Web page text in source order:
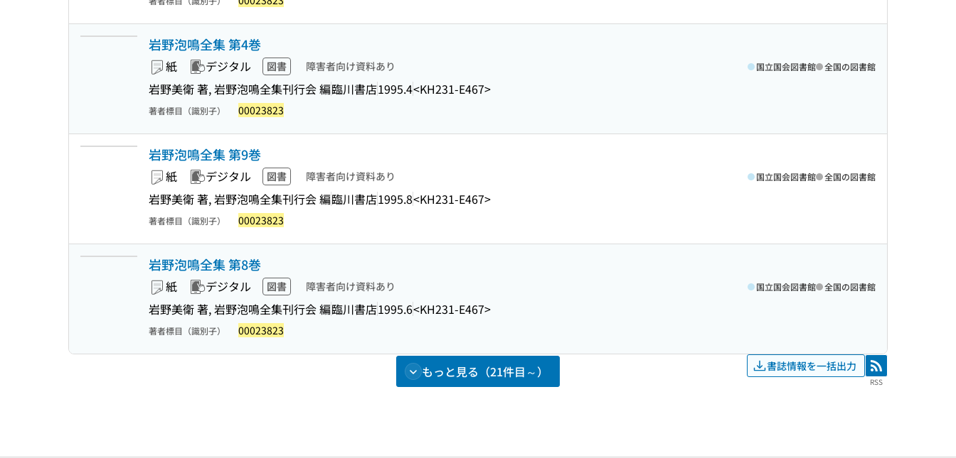
岩野泡鳴全集 第4巻
紙 デジタル 図書 障害者向け資料あり
岩野美衛 著, 岩野泡鳴全集刊行会 編臨川書店1995.4<KH231-E467>
国立国会図書館 全国の図書館
著者標目（識別子） 00023823
岩野泡鳴全集 第9巻
紙 デジタル 図書 障害者向け資料あり
岩野美衛 著, 岩野泡鳴全集刊行会 編臨川書店1995.8<KH231-E467>
国立国会図書館 全国の図書館
著者標目（識別子） 00023823
岩野泡鳴全集 第8巻
紙 デジタル 図書 障害者向け資料あり
岩野美衛 著, 岩野泡鳴全集刊行会 編臨川書店1995.6<KH231-E467>
国立国会図書館 全国の図書館
著者標目（識別子） 00023823
もっと見る（21件目～） 書誌情報を一括出力 RSS
RSS